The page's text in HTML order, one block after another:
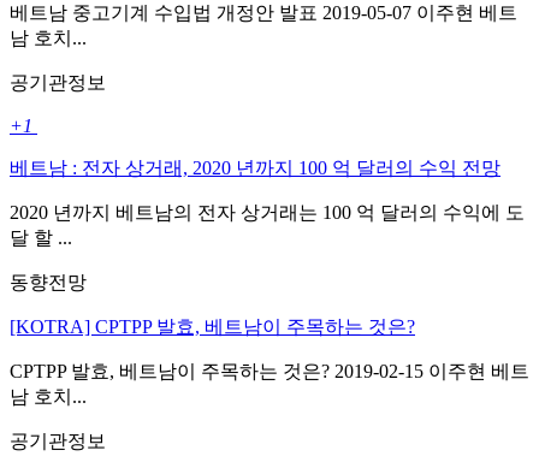
베트남 중고기계 수입법 개정안 발표 2019-05-07 이주현 베트
남 호치...
공기관정보
+1
베트남 : 전자 상거래, 2020 년까지 100 억 달러의 수익 전망
2020 년까지 베트남의 전자 상거래는 100 억 달러의 수익에 도
달 할 ...
동향전망
[KOTRA] CPTPP 발효, 베트남이 주목하는 것은?
CPTPP 발효, 베트남이 주목하는 것은? 2019-02-15 이주현 베트
남 호치...
공기관정보